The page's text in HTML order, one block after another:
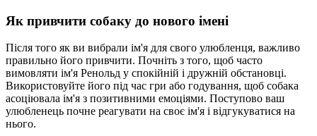
Як привчити собаку до нового імені
Після того як ви вибрали ім'я для свого улюбленця, важливо
правильно його привчити. Почніть з того, щоб часто
вимовляти ім'я Ренольд у спокійній і дружній обстановці.
Використовуйте його під час гри або годування, щоб собака
асоціювала ім'я з позитивними емоціями. Поступово ваш
улюбленець почне реагувати на своє ім'я і відгукуватися на
нього.